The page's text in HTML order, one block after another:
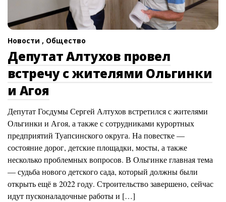
Новости , Общество
Депутат Алтухов провел
встречу с жителями Ольгинки
и Агоя
Депутат Госдумы Сергей Алтухов встретился с жителями
Ольгинки и Агоя, а также с сотрудниками курортных
предприятий Туапсинского округа. На повестке —
состояние дорог, детские площадки, мосты, а также
несколько проблемных вопросов. В Ольгинке главная тема
— судьба нового детского сада, который должны были
открыть ещё в 2022 году. Строительство завершено, сейчас
идут пусконаладочные работы и […]